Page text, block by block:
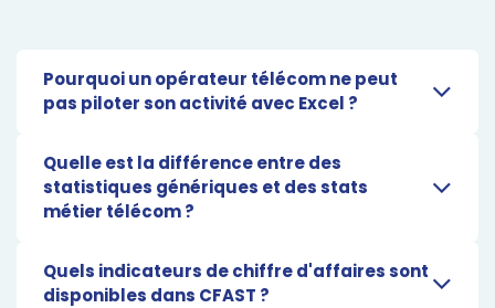
Pourquoi un opérateur télécom ne peut
pas piloter son activité avec Excel ?
Quelle est la différence entre des
statistiques génériques et des stats
métier télécom ?
Quels indicateurs de chiffre d'affaires sont
disponibles dans CFAST ?